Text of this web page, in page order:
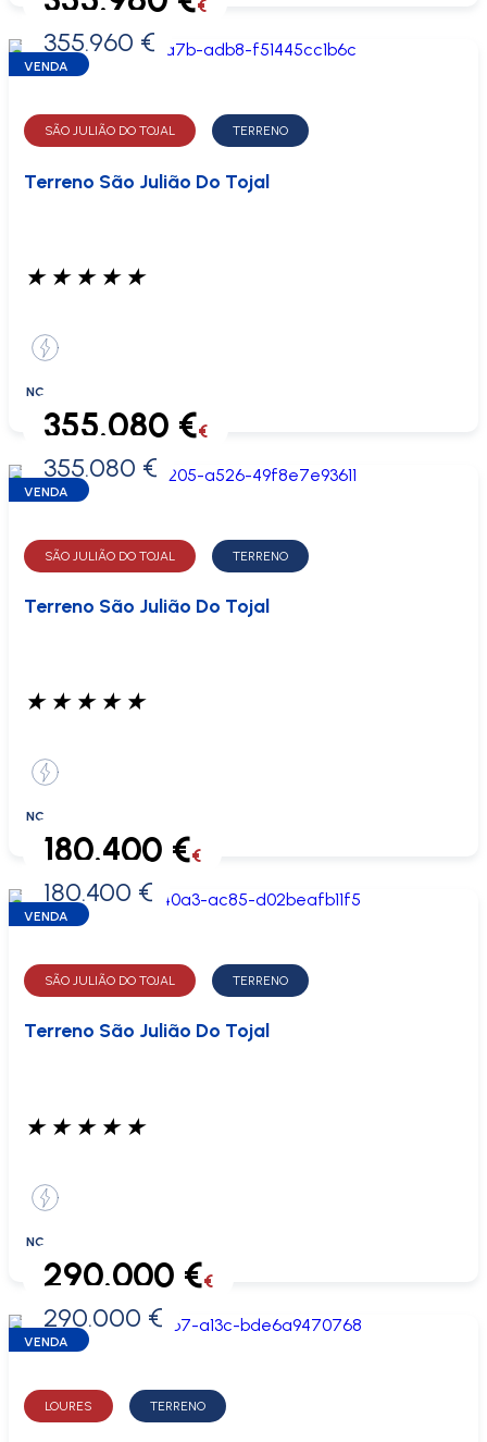
0 €
€
355.960 €
VENDA
SÃO JULIÃO DO TOJAL TERRENO
Terreno São Julião Do Tojal
★ ★ ★ ★ ★
NC
0 €
355.080 €€
355.080 €
VENDA
SÃO JULIÃO DO TOJAL TERRENO
Terreno São Julião Do Tojal
★ ★ ★ ★ ★
NC
0 €
180.400 €€
180.400 €
VENDA
SÃO JULIÃO DO TOJAL TERRENO
Terreno São Julião Do Tojal
★ ★ ★ ★ ★
NC
0 €
290.000 €€
290.000 €
VENDA
LOURES TERRENO